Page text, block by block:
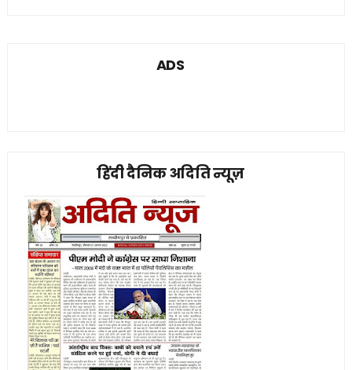
ADS
हिंदी दैनिक अदिति न्यूज़